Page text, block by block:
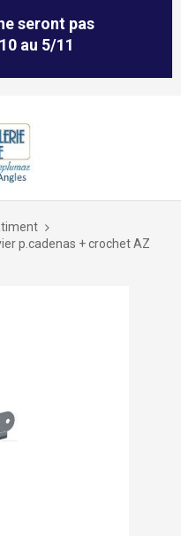
seront pas
au 5/11
p.cadenas + crochet AZ